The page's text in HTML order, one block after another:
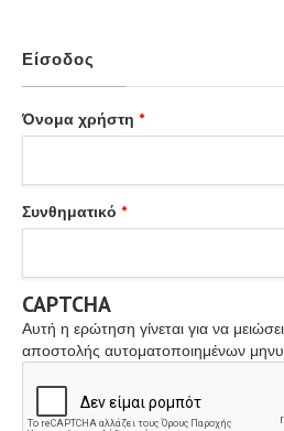
Είσοδος
Όνομα χρήστη *
Συνθηματικό *
CAPTCHA
Αυτή η ερώτηση γίνεται για να
αποστολής αυτοματοποιημένων